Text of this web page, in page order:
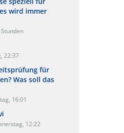
wird immer
22:37
für
Was soll das
16:01
12:22